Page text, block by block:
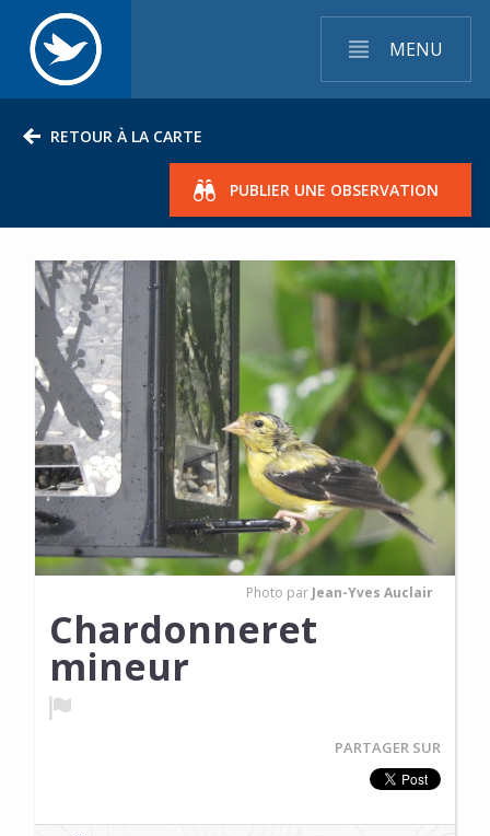
MENU
RETOUR À LA CARTE
PUBLIER UNE OBSERVATION
Photo parJean-Yves Auclair
Chardonneret
mineur
PARTAGER SUR